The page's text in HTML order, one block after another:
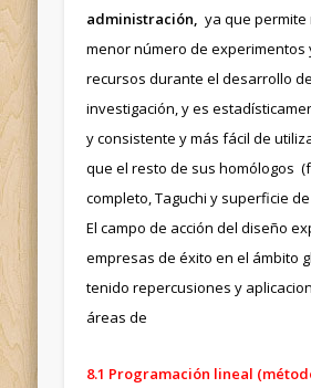
administración,ya que permite
menor número de experimentos
recursos durante el desarrollo
investigación, y es
y consistente y más fácil de
que el resto de sus homólogos
completo, Taguchi y superficie
El campo de acción del diseño
empresas de éxito en el ámbito
tenido repercusiones y
áreas de
8.1 Programación lineal